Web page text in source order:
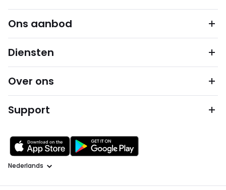
Ons aanbod
Diensten
Over ons
Support
Taal